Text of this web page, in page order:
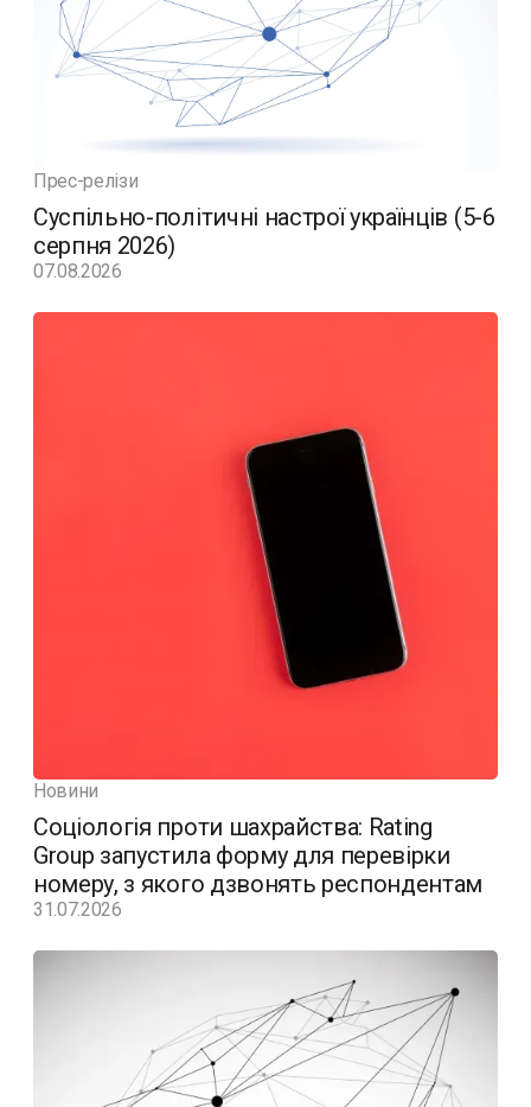
Прес-релізи
Суспільно-політичні настрої українців (5-6
серпня 2026)
07.08.2026
Новини
Соціологія проти шахрайства: Rating
Group запустила форму для перевірки
номеру, з якого дзвонять респондентам
31.07.2026